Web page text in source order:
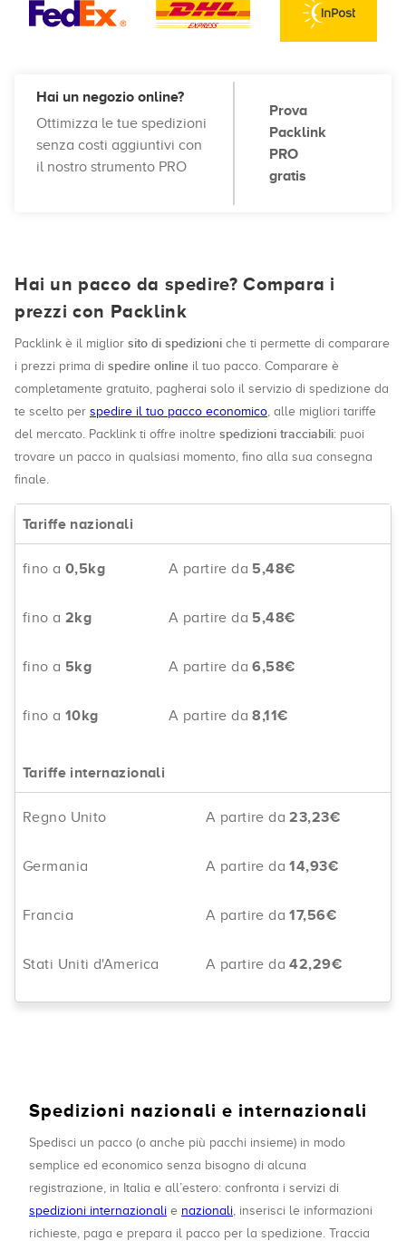
Hai un negozio online?
Ottimizza le tue spedizioni
senza costi aggiuntivi con
il nostro strumento PRO
Prova
Packlink
PRO
gratis
Hai un pacco da spedire? Compara i
prezzi con Packlink
Packlink è il miglior sito di spedizioni che ti permette di comparare
i prezzi prima di spedire online il tuo pacco. Comparare è
completamente gratuito, pagherai solo il servizio di spedizione da
te scelto per spedire il tuo pacco economico, alle migliori tariffe
del mercato. Packlink ti offre inoltre spedizioni tracciabili: puoi
trovare un pacco in qualsiasi momento, fino alla sua consegna
finale.
Tariffe nazionali
fino a 0,5kg A partire da 5,48€
fino a 2kg A partire da 5,48€
fino a 5kg A partire da 6,58€
fino a 10kg A partire da 8,11€
Tariffe internazionali
Regno Unito A partire da23,23€
Germania A partire da14,93€
Francia A partire da17,56€
Stati Uniti d'America A partire da42,29€
Spedizioni nazionali e internazionali
Spedisci un pacco (o anche più pacchi insieme) in modo
semplice ed economico senza bisogno di alcuna
registrazione, in Italia e all’estero: confronta i servizi di
spedizioni internazionali e nazionali, inserisci le informazioni
richieste, paga e prepara il pacco per la spedizione. Traccia